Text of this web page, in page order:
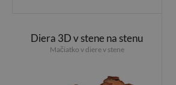
Diera 3D v stene na stenu
Mačiatko v diere v stene